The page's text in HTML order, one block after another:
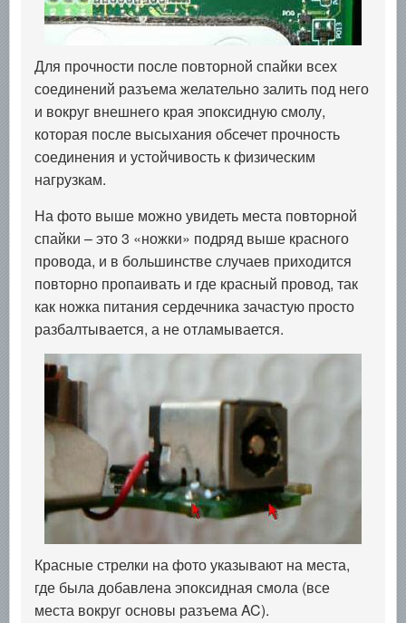
Для прочности после повторной спайки всех
соединений разъема желательно залить под него
и вокруг внешнего края эпоксидную смолу,
которая после высыхания обсечет прочность
соединения и устойчивость к физическим
нагрузкам.
На фото выше можно увидеть места повторной
спайки – это 3 «ножки» подряд выше красного
провода, и в большинстве случаев приходится
повторно пропаивать и где красный провод, так
как ножка питания сердечника зачастую просто
разбалтывается, а не отламывается.
Красные стрелки на фото указывают на места,
где была добавлена эпоксидная смола (все
места вокруг основы разъема AC).